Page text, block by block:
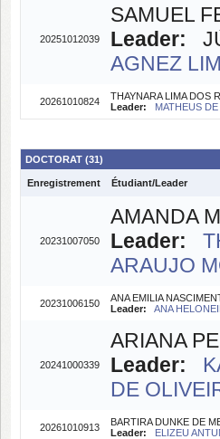
20251012039
SAMUEL
Leader:
AGNEZ
20261010824
THAYNARA LIMA DOS
Leader:
MATHEUS
DOCTORAT (31)
Enregistrement Étudiant/Leader
20231007050
AMANDA
Leader:
ARAUJO
20231006150
ANA EMILIA
Leader:
ANA
20241000339
ARIANA
Leader:
DE
20261010913
BARTIRA DUNKE DE
Leader:
ELIZEU